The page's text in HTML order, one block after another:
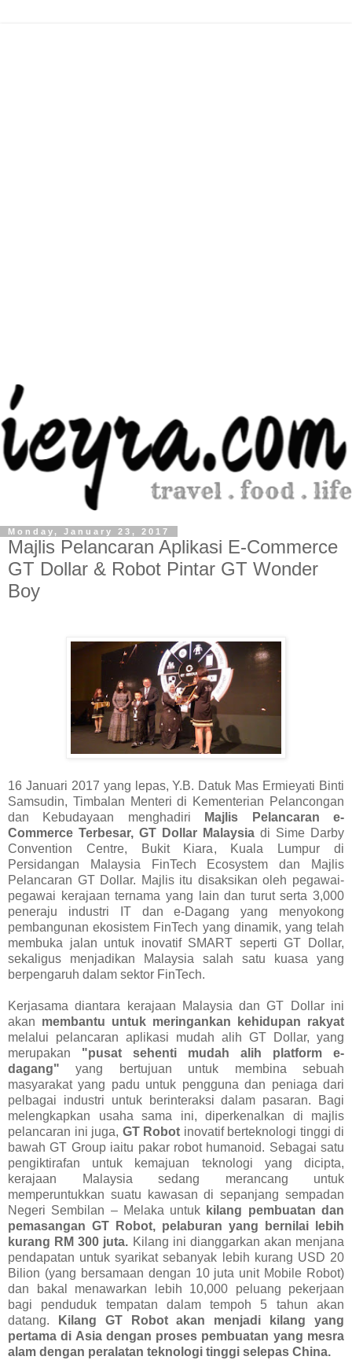
Monday, January 23, 2017
Majlis Pelancaran Aplikasi E-Commerce
GT Dollar & Robot Pintar GT Wonder
Boy
16 Januari 2017 yang lepas, Y.B. Datuk Mas Ermieyati Binti
Samsudin, Timbalan Menteri di Kementerian Pelancongan
dan Kebudayaan menghadiri
Majlis Pelancaran e-
Commerce Terbesar, GT Dollar Malaysia di Sime Darby
Convention Centre, Bukit Kiara, Kuala Lumpur di
Persidangan Malaysia FinTech Ecosystem dan Majlis
Pelancaran GT Dollar. Majlis itu disaksikan oleh pegawai-
pegawai kerajaan ternama yang lain dan turut serta 3,000
peneraju industri IT dan e-Dagang yang menyokong
pembangunan ekosistem FinTech yang dinamik, yang telah
membuka jalan untuk inovatif SMART seperti GT Dollar,
sekaligus menjadikan Malaysia salah satu kuasa yang
berpengaruh dalam sektor FinTech.
Kerjasama diantara kerajaan Malaysia dan GT Dollar ini
akan membantu untuk meringankan kehidupan rakyat
melalui pelancaran aplikasi mudah alih GT Dollar, yang
merupakan "pusat sehenti mudah alih platform e-
dagang" yang bertujuan untuk membina sebuah
masyarakat yang padu untuk pengguna dan peniaga dari
pelbagai industri untuk berinteraksi dalam pasaran. Bagi
melengkapkan usaha sama ini, diperkenalkan di majlis
pelancaran ini juga, GT Robot inovatif berteknologi tinggi di
bawah GT Group iaitu pakar robot humanoid. Sebagai satu
pengiktirafan untuk kemajuan teknologi yang dicipta,
kerajaan Malaysia sedang merancang untuk
memperuntukkan suatu kawasan di sepanjang sempadan
Negeri Sembilan – Melaka untuk kilang pembuatan dan
pemasangan GT Robot, pelaburan yang bernilai lebih
kurang RM 300 juta. Kilang ini dianggarkan akan menjana
pendapatan untuk syarikat sebanyak lebih kurang USD 20
Bilion (yang bersamaan dengan 10 juta unit Mobile Robot)
dan bakal menawarkan lebih 10,000 peluang pekerjaan
bagi penduduk tempatan dalam tempoh 5 tahun akan
datang.
Kilang GT Robot akan menjadi kilang yang
pertama di Asia dengan proses pembuatan yang mesra
alam dengan peralatan teknologi tinggi selepas China.